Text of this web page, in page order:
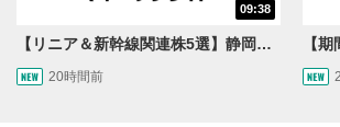
動画再生エリアをクリックすると、動画
一時停止します。
2
操作メニュー
09:38
【リニア＆新幹線関連株5選】静岡県知事の承認でリニア路線工事進展！北陸新幹線も「小浜・京都ルート」再決定！関連する注目の銘柄は？＜たけぞうNEWS＞
20時間前